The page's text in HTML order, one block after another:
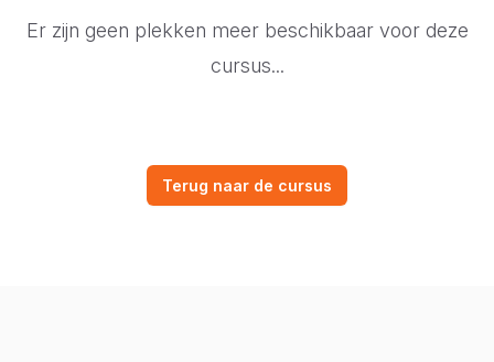
Er zijn geen plekken meer beschikbaar voor deze
cursus...
Terug naar de cursus